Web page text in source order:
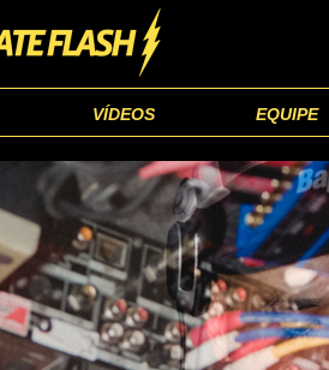
VÍDEOS EQUIPE